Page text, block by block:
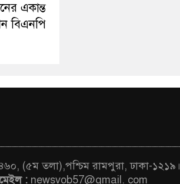
একান্ত
বিএনপি
(৫ম তলা),পশ্চিম রামপুরা, ঢাকা-১২১৯।
: newsvob57@gmail. com